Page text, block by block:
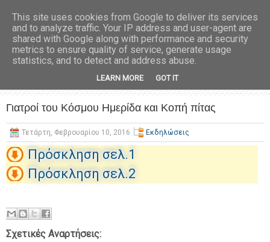
Γιατροί του Κόσμου Ημερίδα και Κοπή πίτας
Τετάρτη, Φεβρουαρίου 10, 2016 Εκδηλώσεις
Πρόσκληση σελ.1
Πρόσκληση σελ.2
Σχετικές Αναρτήσεις:
This site uses cookies from Google to deliver its services
and to analyze traffic. Your IP address and user-agent are
shared with Google along with performance and security
metrics to ensure quality of service, generate usage
statistics, and to detect and address abuse.
LEARN MORE GOT IT